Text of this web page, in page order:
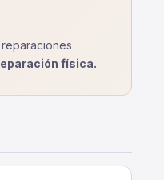
física.